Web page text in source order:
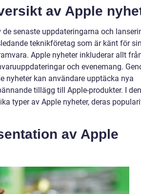
av Apple
senaste uppdateringarna och
teknikföretag som är känt för
Apple nyheter inkluderar allt
och evenemang.
nyheter kan användare upptäcka nya
tillägg till Apple-produkter. I
typer av Apple nyheter, deras
av Apple